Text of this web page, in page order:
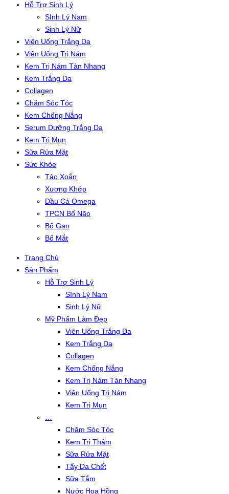
Hỗ Trợ Sinh Lý
SInh Lý Nam
Sinh Lý Nữ
Viên Uống Trắng Da
Viên Uống Trị Nám
Kem Trị Nám Tàn Nhang
Kem Trắng Da
Collagen
Chăm Sóc Tóc
Kem Chống Nắng
Serum Dưỡng Trắng Da
Kem Trị Mụn
Sữa Rửa Mặt
Sức Khỏe
Tảo Xoắn
Xương Khớp
Dầu Cá Omega
TPCN Bổ Não
Bổ Gan
Bổ Mắt
Trang Chủ
Sản Phẩm
Hỗ Trợ Sinh Lý
SInh Lý Nam
Sinh Lý Nữ
Mỹ Phẩm Làm Đẹp
Viên Uống Trắng Da
Kem Trắng Da
Collagen
Kem Chống Nắng
Kem Trị Nám Tàn Nhang
Viên Uống Trị Nám
Kem Trị Mụn
Chăm Sóc Tóc
Kem Trị Thâm
Sữa Rửa Mặt
Tẩy Da Chết
Sữa Tắm
Nước Hoa Hồng